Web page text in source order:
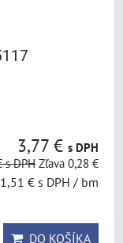
3,77 € s DPH
s DPH Zľava 0,28 €
1,51 € s DPH / bm
DO KOŠÍKA